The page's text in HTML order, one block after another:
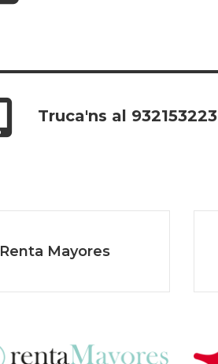
Truca'ns al 932153223
Renta Mayores